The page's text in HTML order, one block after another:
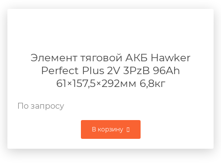
Элемент тяговой АКБ Hawker
Perfect Plus 2V 3PzB 96Ah
61×157,5×292мм 6,8кг
По запросу
В корзину